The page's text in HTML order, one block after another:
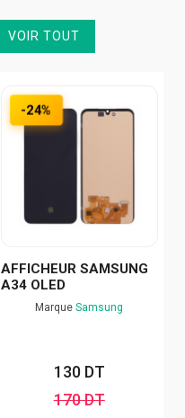
VOIR TOUT
-24%
AFFICHEUR SAMSUNG
A34 OLED
MarqueSamsung
130 DT
170 DT